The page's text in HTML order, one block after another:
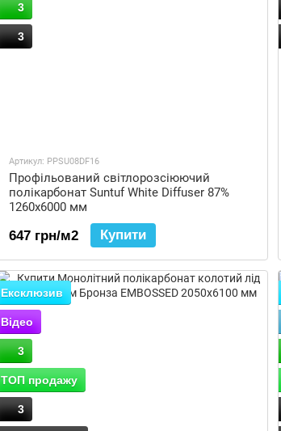
3
3
Артикул: PPSU08DF16
Профільований світлорозсіюючий
полікарбонат Suntuf White Diffuser 87%
1260x6000 мм
647 грн/м2 Купити
Ексклюзив
Відео
3
ТОП продажу
3